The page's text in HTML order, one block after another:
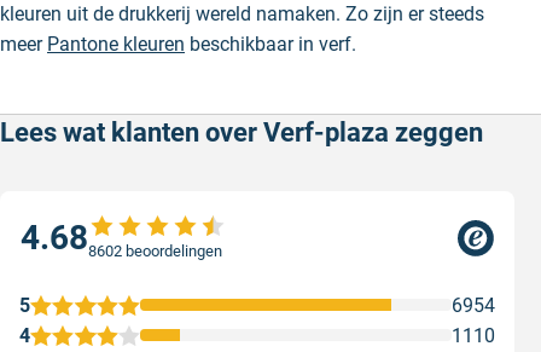
kleuren uit de drukkerij wereld namaken. Zo zijn er steeds
meer Pantone kleuren beschikbaar in verf.
Lees wat klanten over Verf-plaza zeggen
4.688602 beoordelingen
4 1110
5 6954